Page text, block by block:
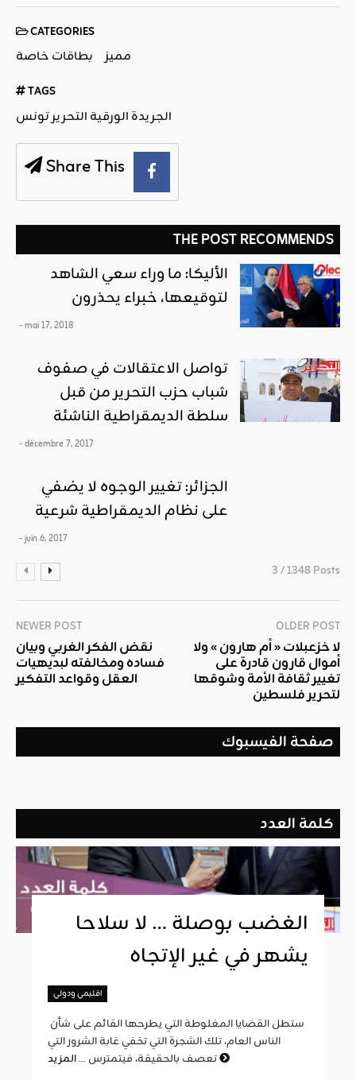
CATEGORIES
بطاقات خاصة مميز
TAGS
الجريدة الورقية التحرير تونس
Share This
THE POST RECOMMENDS
الأليكا: ما وراء سعي الشاهد
لتوقيعها، خبراء يحذرون
- mai 17, 2018
تواصل الاعتقالات في صفوف
شباب حزب التحرير من قبل
سلطة الديمقراطية الناشئة
- décembre 7, 2017
الجزائر: تغيير الوجوه لا يضفي
على نظام الديمقراطية شرعية
- juin 6, 2017
3 / 1348 Posts
NEWER POST
نقض الفكر الغربي وبيان
فساده ومخالفته لبديهيات
العقل وقواعد التفكير
OLDER POST
لا خزعبلات « أم هارون » ولا
أموال قارون قادرة على
تغيير ثقافة الأمة وشوقها
لتحرير فلسطين
صفحة الفيسبوك
كلمة العدد
الغضب بوصلة … لا سلاحا
يشهر في غير الإتجاه
اقليمي ودولي
الناس العام، تلك الشجرة التي تخفي غابة الشرور التي
تعصف بالحقيقة، فيتمترس ...